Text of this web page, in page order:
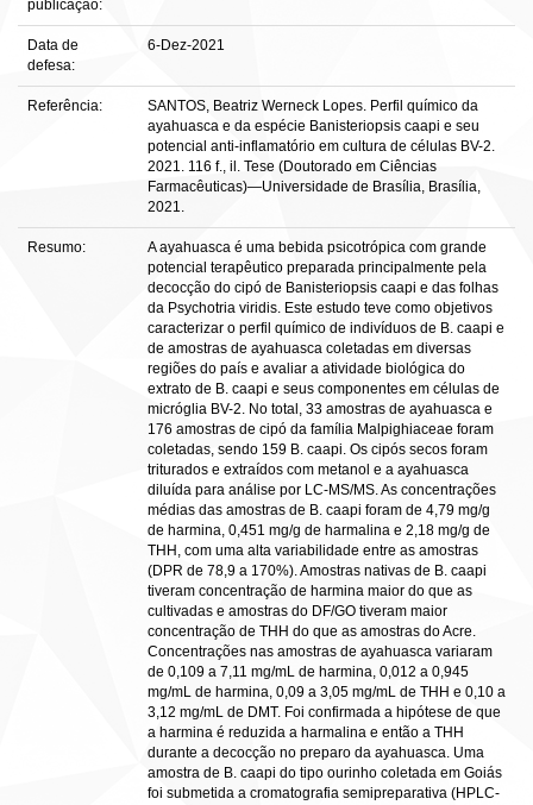
publicação:
Data de
defesa:
6-Dez-2021
Referência:
SANTOS, Beatriz Werneck Lopes. Perfil químico da
ayahuasca e da espécie Banisteriopsis caapi e seu
potencial anti-inflamatório em cultura de células BV-2.
2021. 116 f., il. Tese (Doutorado em Ciências
Farmacêuticas)—Universidade de Brasília, Brasília,
2021.
Resumo:
A ayahuasca é uma bebida psicotrópica com grande
potencial terapêutico preparada principalmente pela
decocção do cipó de Banisteriopsis caapi e das folhas
da Psychotria viridis. Este estudo teve como objetivos
caracterizar o perfil químico de indivíduos de B. caapi e
de amostras de ayahuasca coletadas em diversas
regiões do país e avaliar a atividade biológica do
extrato de B. caapi e seus componentes em células de
micróglia BV-2. No total, 33 amostras de ayahuasca e
176 amostras de cipó da família Malpighiaceae foram
coletadas, sendo 159 B. caapi. Os cipós secos foram
triturados e extraídos com metanol e a ayahuasca
diluída para análise por LC-MS/MS. As concentrações
médias das amostras de B. caapi foram de 4,79 mg/g
de harmina, 0,451 mg/g de harmalina e 2,18 mg/g de
THH, com uma alta variabilidade entre as amostras
(DPR de 78,9 a 170%). Amostras nativas de B. caapi
tiveram concentração de harmina maior do que as
cultivadas e amostras do DF/GO tiveram maior
concentração de THH do que as amostras do Acre.
Concentrações nas amostras de ayahuasca variaram
de 0,109 a 7,11 mg/mL de harmina, 0,012 a 0,945
mg/mL de harmina, 0,09 a 3,05 mg/mL de THH e 0,10 a
3,12 mg/mL de DMT. Foi confirmada a hipótese de que
a harmina é reduzida a harmalina e então a THH
durante a decocção no preparo da ayahuasca. Uma
amostra de B. caapi do tipo ourinho coletada em Goiás
foi submetida a cromatografia semipreparativa (HPLC-